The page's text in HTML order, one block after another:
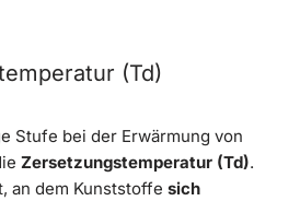
(Td)
Stufe bei der Erwärmung von
Zersetzungstemperatur (Td).
an dem Kunststoffe sich